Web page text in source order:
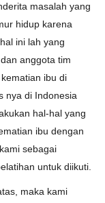
masalah yang
hidup karena
ini lah yang
anggota tim
ibu di
nya di Indonesia
hal-hal yang
ibu dengan
sebagai
untuk diikuti.
maka kami